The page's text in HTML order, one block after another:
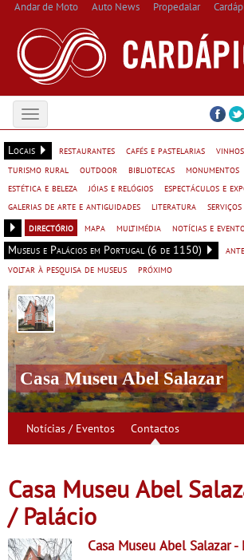
Andar de Moto Auto News Propedalar
Toggle
navigation
Locais
restaurantes cafés e pastelarias
turismo rural
outdoor bibliotecas monumentos
estética e beleza
jóias e relógios
espectáculos e
galerias de arte e antiguidades
literatura serviços
directório
mapa multimédia
notícias e
Museus e Palácios em Portugal (6 de 1150)
voltar à pesquisa de museus
próximo
Casa Museu Abel Salazar
Notícias / Eventos Contactos
Casa Museu Abel
/ Palácio
Casa Museu Abel Salazar-